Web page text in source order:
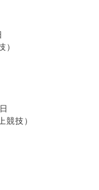
）
競技）